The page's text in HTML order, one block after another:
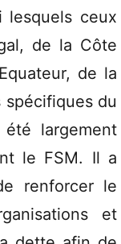
lesquels ceux
de la Côte
de la
spécifiques du
largement
le FSM. Il a
renforcer le
et